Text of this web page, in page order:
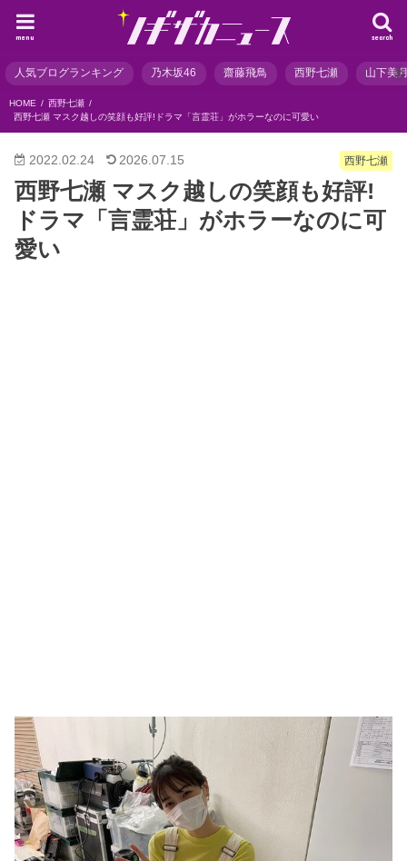
search
menu
人気ブログランキング 乃木坂46 齋藤飛鳥 西野七瀬 山下美
HOME
西野七瀬
西野七瀬 マスク越しの笑顔も好評!ドラマ「言霊荘」がホラーなのに可愛い
西野七瀬
2022.02.24 2026.07.15
西野七瀬 マスク越しの笑顔も好評!
ドラマ「言霊荘」がホラーなのに可
愛い